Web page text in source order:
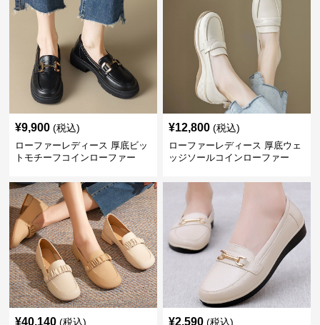
¥9,900 (税込)
ローファーレディース 厚底ビッ
トモチーフコインローファー
¥12,800 (税込)
ローファーレディース 厚底ウェ
ッジソールコインローファー
¥40,140 (税込) ¥2,590 (税込)